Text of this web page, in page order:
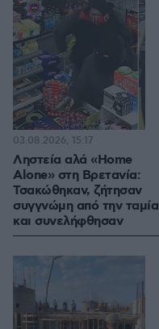
Ληστεία αλά «Home
Alone» στη Βρετανία:
Τσακώθηκαν, ζήτησαν
συγγνώμη από την ταμία
και συνελήφθησαν
03.08.2026, 15:17